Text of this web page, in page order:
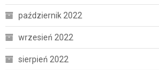
październik 2022
wrzesień 2022
sierpień 2022